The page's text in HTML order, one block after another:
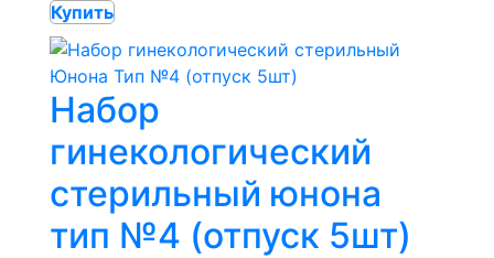
Купить
Набор
гинекологический
стерильный юнона
тип №4 (отпуск 5шт)